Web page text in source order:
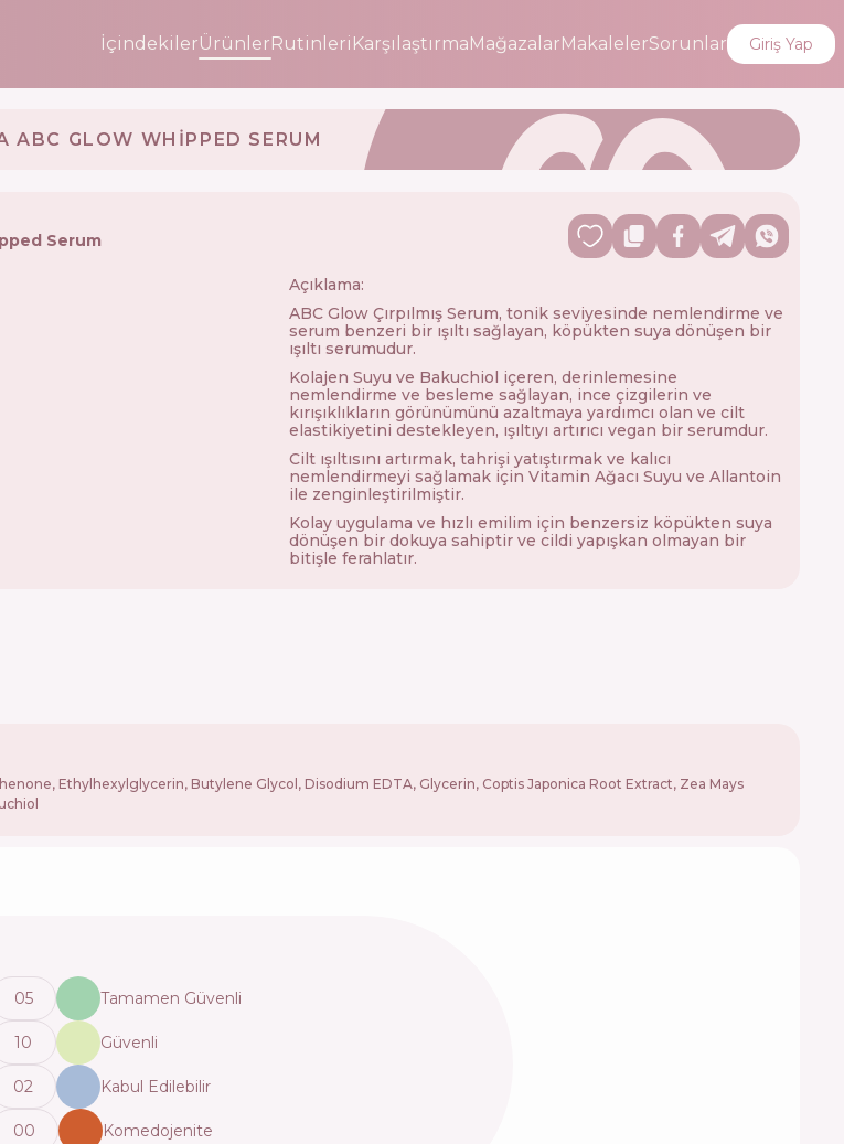
İçindekilerÜrünlerRutinleri KarşılaştırmaMağazalarMakalelerSorunlar Giriş Yap
ABC GLOW WHIPPED SERUM
Serum
Açıklama:
ABC Glow Çırpılmış Serum, tonik seviyesinde nemlendirme ve
serum benzeri bir ışıltı sağlayan, köpükten suya dönüşen bir
ışıltı serumudur.
Kolajen Suyu ve Bakuchiol içeren, derinlemesine
nemlendirme ve besleme sağlayan, ince çizgilerin ve
kırışıklıkların görünümünü azaltmaya yardımcı olan ve cilt
elastikiyetini destekleyen, ışıltıyı artırıcı vegan bir serumdur.
Cilt ışıltısını artırmak, tahrişi yatıştırmak ve kalıcı
nemlendirmeyi sağlamak için Vitamin Ağacı Suyu ve Allantoin
ile zenginleştirilmiştir.
Kolay uygulama ve hızlı emilim için benzersiz köpükten suya
dönüşen bir dokuya sahiptir ve cildi yapışkan olmayan bir
bitişle ferahlatır.
Ethylhexylglycerin, Butylene Glycol, Disodium EDTA, Glycerin, Coptis Japonica Root Extract, Zea Mays
05 Tamamen Güvenli
10 Güvenli
02 Kabul Edilebilir
00 Komedojenite